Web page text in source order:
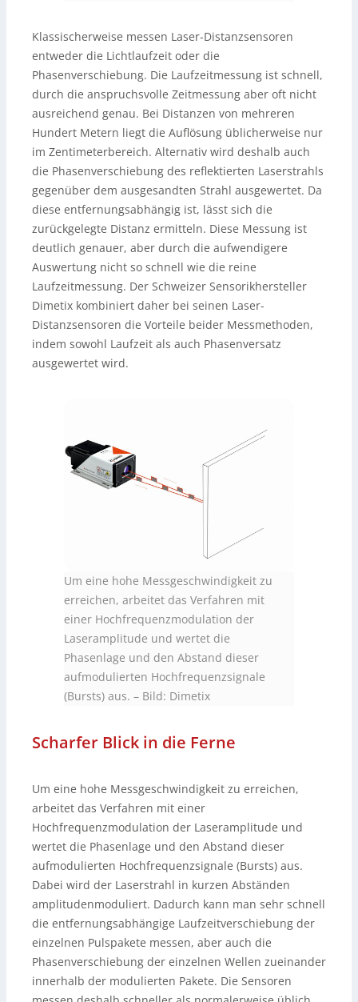
Klassischerweise messen Laser-Distanzsensoren
entweder die Lichtlaufzeit oder die
Phasenverschiebung. Die Laufzeitmessung ist schnell,
durch die anspruchsvolle Zeitmessung aber oft nicht
ausreichend genau. Bei Distanzen von mehreren
Hundert Metern liegt die Auflösung üblicherweise nur
im Zentimeterbereich. Alternativ wird deshalb auch
die Phasenverschiebung des reflektierten Laserstrahls
gegenüber dem ausgesandten Strahl ausgewertet. Da
diese entfernungsabhängig ist, lässt sich die
zurückgelegte Distanz ermitteln. Diese Messung ist
deutlich genauer, aber durch die aufwendigere
Auswertung nicht so schnell wie die reine
Laufzeitmessung. Der Schweizer Sensorikhersteller
Dimetix kombiniert daher bei seinen Laser-
Distanzsensoren die Vorteile beider Messmethoden,
indem sowohl Laufzeit als auch Phasenversatz
ausgewertet wird.
Um eine hohe Messgeschwindigkeit zu
erreichen, arbeitet das Verfahren mit
einer Hochfrequenzmodulation der
Laseramplitude und wertet die
Phasenlage und den Abstand dieser
aufmodulierten Hochfrequenzsignale
(Bursts) aus. – Bild: Dimetix
Scharfer Blick in die Ferne
Um eine hohe Messgeschwindigkeit zu erreichen,
arbeitet das Verfahren mit einer
Hochfrequenzmodulation der Laseramplitude und
wertet die Phasenlage und den Abstand dieser
aufmodulierten Hochfrequenzsignale (Bursts) aus.
Dabei wird der Laserstrahl in kurzen Abständen
amplitudenmoduliert. Dadurch kann man sehr schnell
die entfernungsabhängige Laufzeitverschiebung der
einzelnen Pulspakete messen, aber auch die
Phasenverschiebung der einzelnen Wellen zueinander
innerhalb der modulierten Pakete. Die Sensoren